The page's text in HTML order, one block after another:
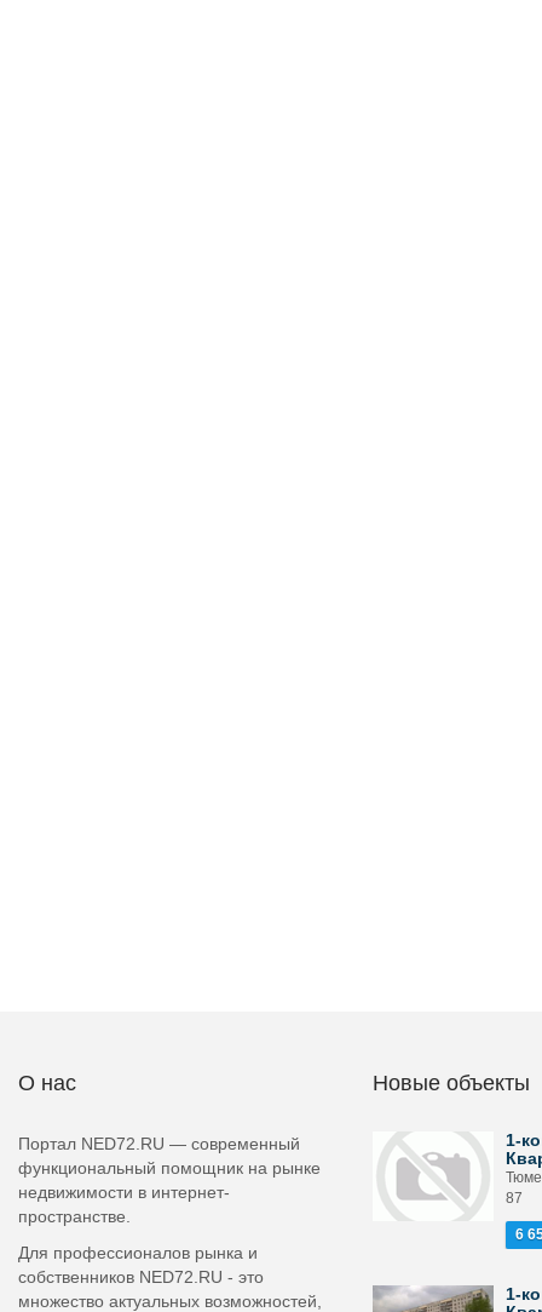
О нас
Портал NED72.RU — современный
функциональный помощник на рынке
недвижимости в интернет-
пространстве.
Для профессионалов рынка и
собственников NED72.RU - это
множество актуальных возможностей,
Новые объекты
1-
87
6
1-